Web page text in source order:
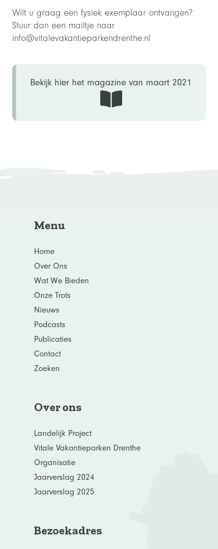
Wilt u graag een fysiek exemplaar ontvangen?
Stuur dan een mailtje naar
info@vitalevakantieparkendrenthe.nl
Bekijk hier het magazine van maart 2021
Menu
Home
Over Ons
Wat We Bieden
Onze Trots
Nieuws
Podcasts
Publicaties
Contact
Zoeken
Over ons
Landelijk Project
Vitale Vakantieparken Drenthe
Organisatie
Jaarverslag 2024
Jaarverslag 2025
Bezoekadres